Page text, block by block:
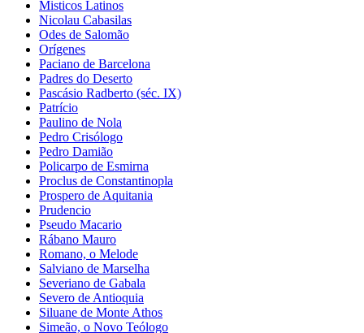
Misticos Latinos
Nicolau Cabasilas
Odes de Salomão
Orígenes
Paciano de Barcelona
Padres do Deserto
Pascásio Radberto (séc. IX)
Patrício
Paulino de Nola
Pedro Crisólogo
Pedro Damião
Policarpo de Esmirna
Proclus de Constantinopla
Prospero de Aquitania
Prudencio
Pseudo Macario
Rábano Mauro
Romano, o Melode
Salviano de Marselha
Severiano de Gabala
Severo de Antioquia
Siluane de Monte Athos
Simeão, o Novo Teólogo